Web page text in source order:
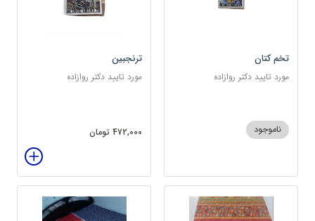
تخم کتان
مورد تایید دکتر روازاده
ناموجود
ترنجبین
مورد تایید دکتر روازاده
472,000 تومان